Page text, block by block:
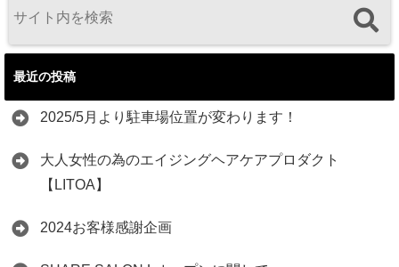
最近の投稿
2025/5月より駐車場位置が変わります！
大人女性の為のエイジングヘアケアプロダクト
【LITOA】
2024お客様感謝企画